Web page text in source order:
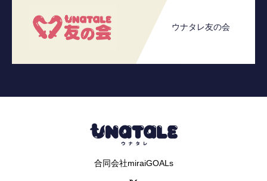
ウナタレ友の会
合同会社miraiGOALs